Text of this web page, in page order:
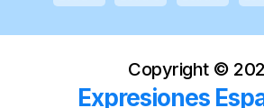
Copyright ©
Expresiones